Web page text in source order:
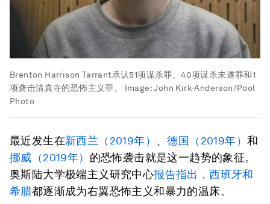
Brenton Harrison Tarrant承认51项谋杀罪、40项谋杀未遂罪和1
项袭击清真寺的恐怖主义罪。
Image:John Kirk-Anderson/Pool
Photo
最近发生在新西兰（2019年） 、德国（2019年）和
挪威（2019年） 的恐怖袭击就是这一趋势的象征。
奥斯陆大学极端主义研究中心报告指出，西班牙和
希腊都逐渐成为右翼恐怖主义和暴力的温床。